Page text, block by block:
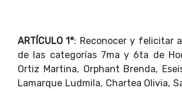
ARTÍCULO 1°: Reconocer y felicitar
de las categorías 7ma y 6ta de
Ortiz Martina, Orphant Brenda,
Lamarque Ludmila, Chartea Olivia,